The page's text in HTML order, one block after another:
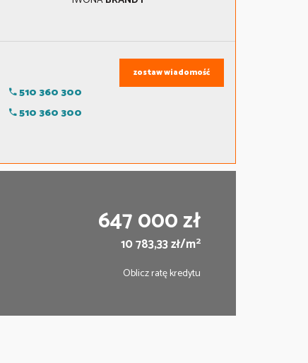
510 360 300
510 360 300
zostaw wiadomość
647 000 zł
10 783,33 zł/m2
Oblicz ratę kredytu